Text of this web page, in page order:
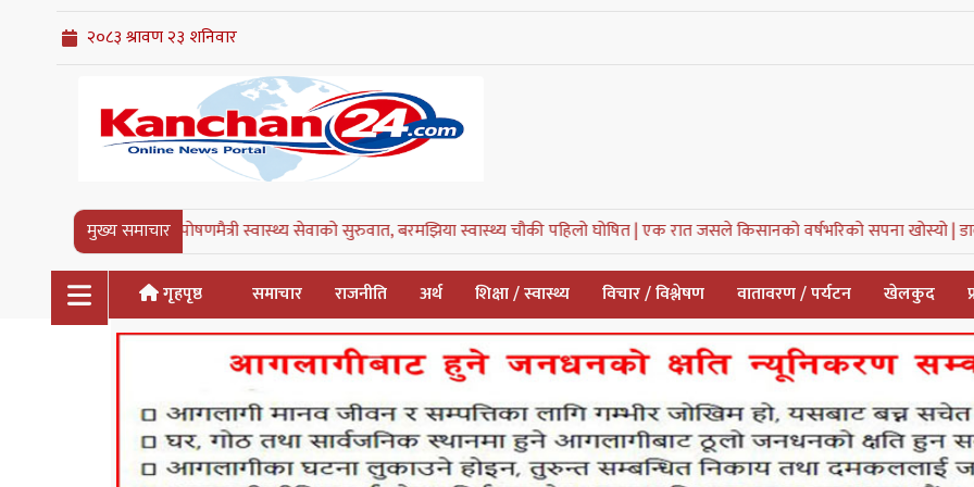
मुख्य समाचार
पोषणमैत्री स्वास्थ्य सेवाको सुरुवात, बरमझिया स्वास्थ्य चौकी पहिलो घोषित |एक रात जसले किसानको वर्षभरिको सपना खोस्यो |डाक्नेश्वरी
गृहपृष्ठ समाचार राजनीति अर्थ शिक्षा / स्वास्थ्य विचार / विश्लेषण वातावरण / पर्यटन खेलकुद